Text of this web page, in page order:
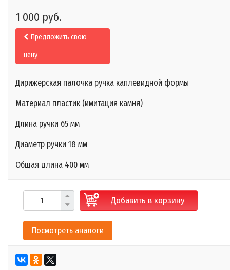
1 000 руб.
Предложить свою
цену
Дирижерская палочка ручка каплевидной формы
Материал пластик (имитация камня)
Длина ручки 65 мм
Диаметр ручки 18 мм
Общая длина 400 мм
Добавить в корзину
Посмотреть аналоги